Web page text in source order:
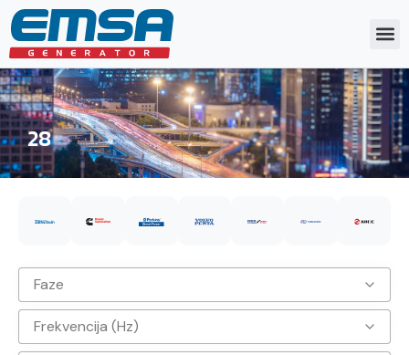
28
Faze
3
Frekvencija (Hz)